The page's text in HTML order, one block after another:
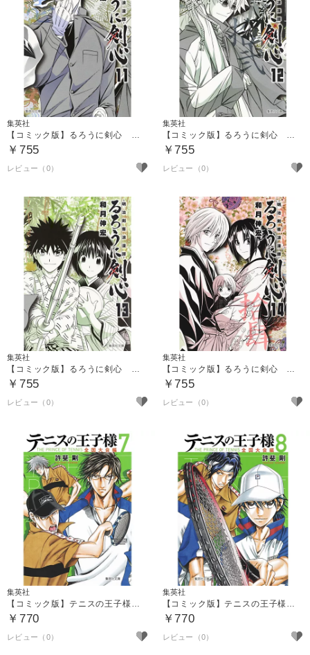
集英社
【コミック版】るろうに剣心 １１ ～明治剣客浪漫譚～
￥755
集英社
【コミック版】るろうに剣心 １２ ～明治剣客浪漫譚～
￥755
集英社
【コミック版】るろうに剣心 １３ ～明治剣客浪漫譚～
￥755
集英社
【コミック版】るろうに剣心 １４ ～明治剣客浪漫譚～
￥755
集英社
【コミック版】テニスの王子様 全国大会編 ７
￥770
集英社
【コミック版】テニスの王子様 全国大会編 ８
￥770